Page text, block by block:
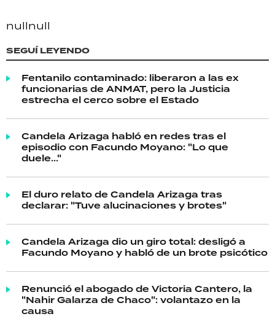
nullnull
SEGUÍ LEYENDO
Fentanilo contaminado: liberaron a las ex
funcionarias de ANMAT, pero la Justicia
estrecha el cerco sobre el Estado
Candela Arizaga habló en redes tras el
episodio con Facundo Moyano: "Lo que
duele..."
El duro relato de Candela Arizaga tras
declarar: "Tuve alucinaciones y brotes"
Candela Arizaga dio un giro total: desligó a
Facundo Moyano y habló de un brote psicótico
Renunció el abogado de Victoria Cantero, la
"Nahir Galarza de Chaco": volantazo en la
causa